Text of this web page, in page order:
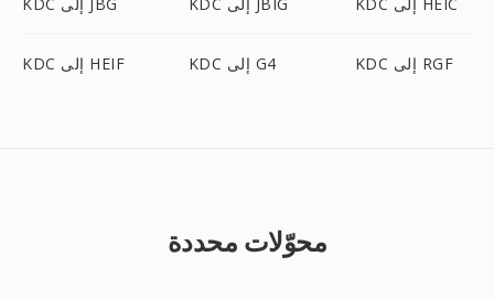
KDC إلى HEIF KDC إلى G4 KDC إلى RGF
محوّلات محددة